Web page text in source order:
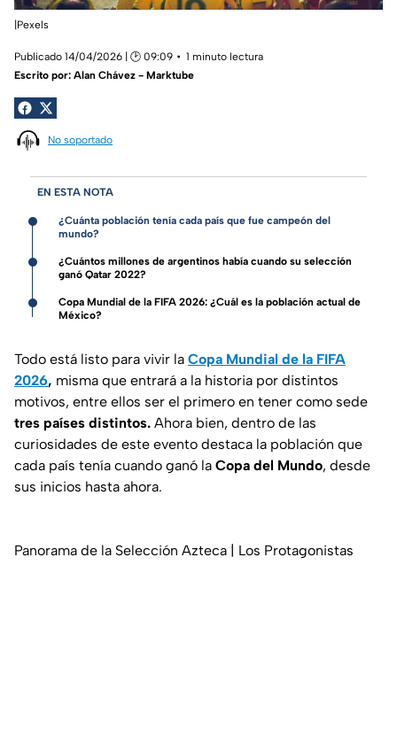
|Pexels
Publicado 14/04/2026 | 🕑 09:09
1 minuto lectura
Escrito por: Alan Chávez - Marktube
No soportado
EN ESTA NOTA
¿Cuánta población tenía cada país que fue campeón del
mundo?
¿Cuántos millones de argentinos había cuando su selección
ganó Qatar 2022?
Copa Mundial de la FIFA 2026: ¿Cuál es la población actual de
México?
Todo está listo para vivir la Copa Mundial de la FIFA
2026, misma que entrará a la historia por distintos
motivos, entre ellos ser el primero en tener como sede
tres países distintos. Ahora bien, dentro de las
curiosidades de este evento destaca la población que
cada país tenía cuando ganó la Copa del Mundo, desde
sus inicios hasta ahora.
Panorama de la Selección Azteca | Los Protagonistas